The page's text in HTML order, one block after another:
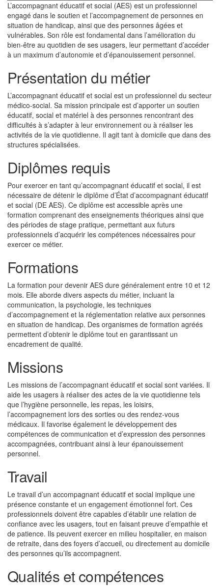
L’accompagnant éducatif et social (AES) est un professionnel
engagé dans le soutien et l’accompagnement de personnes en
situation de handicap, ainsi que des personnes âgées et
vulnérables. Son rôle est fondamental dans l’amélioration du
bien-être au quotidien de ses usagers, leur permettant d’accéder
à un maximum d’autonomie et d’épanouissement personnel.
Présentation du métier
L’accompagnant éducatif et social est un professionnel du secteur
médico-social. Sa mission principale est d’apporter un soutien
éducatif, social et matériel à des personnes rencontrant des
difficultés à s’adapter à leur environnement ou à réaliser les
activités de la vie quotidienne. Il agit tant à domicile que dans des
structures spécialisées.
Diplômes requis
Pour exercer en tant qu’accompagnant éducatif et social, il est
nécessaire de détenir le diplôme d’État d’accompagnant éducatif
et social (DE AES). Ce diplôme est accessible après une
formation comprenant des enseignements théoriques ainsi que
des périodes de stage pratique, permettant aux futurs
professionnels d’acquérir les compétences nécessaires pour
exercer ce métier.
Formations
La formation pour devenir AES dure généralement entre 10 et 12
mois. Elle aborde divers aspects du métier, incluant la
communication, la psychologie, les techniques
d’accompagnement et la réglementation relative aux personnes
en situation de handicap. Des organismes de formation agréés
permettent d’obtenir le diplôme tout en garantissant un
encadrement de qualité.
Missions
Les missions de l’accompagnant éducatif et social sont variées. Il
aide les usagers à réaliser des actes de la vie quotidienne tels
que l’hygiène personnelle, les repas, les loisirs,
l’accompagnement lors des sorties ou des rendez-vous
médicaux. Il favorise également le développement des
compétences de communication et d’expression des personnes
accompagnées, contribuant ainsi à leur épanouissement
personnel.
Travail
Le travail d’un accompagnant éducatif et social implique une
présence constante et un engagement émotionnel fort. Ces
professionnels doivent être capables d’établir une relation de
confiance avec les usagers, tout en faisant preuve d’empathie et
de patience. Ils peuvent exercer en milieu hospitalier, en maison
de retraite, dans des foyers d’accueil, ou directement au domicile
des personnes qu’ils accompagnent.
Qualités et compétences